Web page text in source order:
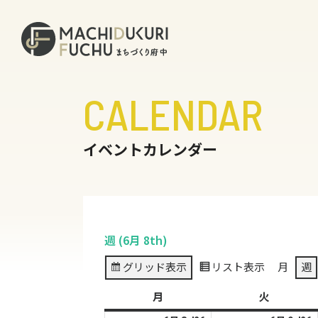
CALENDAR
イベントカレンダー
週 (6月 8th)
グリッド表示 リスト表示 月 週
月
曜
火
曜